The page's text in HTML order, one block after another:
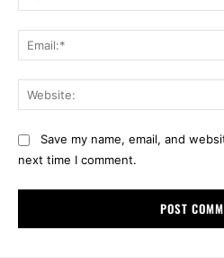
Save my name, email, and
next time I comment.